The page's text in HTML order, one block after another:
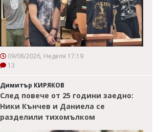
09/08/2026, Неделя 17:19
13
Димитър КИРЯКОВ
След повече от 25 години заедно:
Ники Кънчев и Даниела се
разделили тихомълком